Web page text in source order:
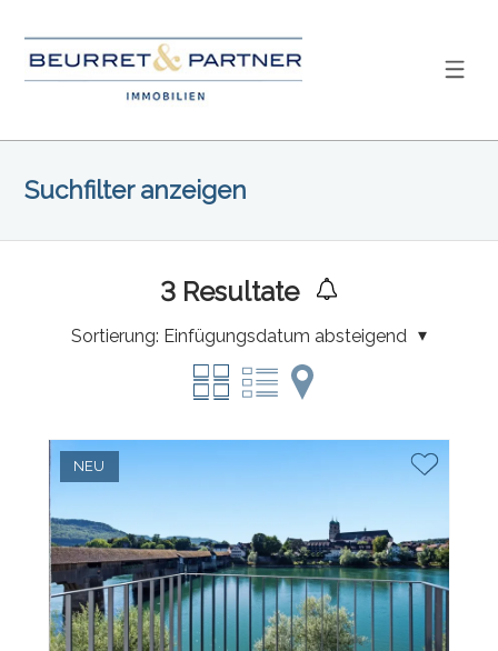
Suchfilter anzeigen
3Resultate
Sortierung: Einfügungsdatum absteigend
NEU